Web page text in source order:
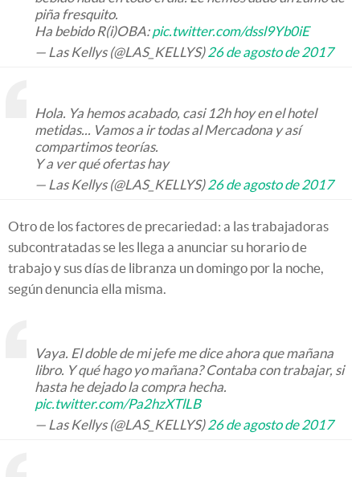
piña fresquito.
Ha bebido R(i)OBA:pic.twitter.com/dssl9Yb0iE
— Las Kellys (@LAS_KELLYS)26 de agosto de 2017
Hola. Ya hemos acabado, casi 12h hoy en el hotel
metidas... Vamos a ir todas al Mercadona y así
compartimos teorías.
Y a ver qué ofertas hay
— Las Kellys (@LAS_KELLYS)26 de agosto de 2017
Otro de los factores de precariedad: a las trabajadoras
subcontratadas se les llega a anunciar su horario de
trabajo y sus días de libranza un domingo por la noche,
según denuncia ella misma.
Vaya. El doble de mi jefe me dice ahora que mañana
libro. Y qué hago yo mañana? Contaba con trabajar, si
hasta he dejado la compra hecha.
pic.twitter.com/Pa2hzXTlLB
— Las Kellys (@LAS_KELLYS)26 de agosto de 2017